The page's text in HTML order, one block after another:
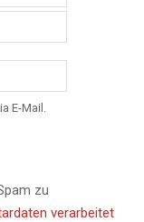
E-Mail.
zu
verarbeitet